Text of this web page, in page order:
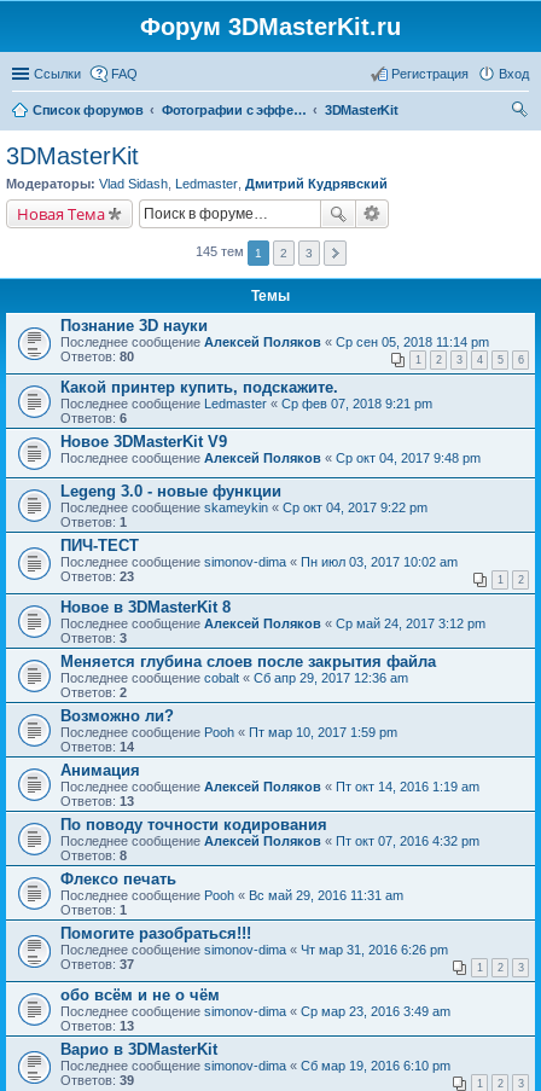
Форум 3DMasterKit.ru
Ссылки FAQ Вход
Регистрация
Список форумов Фотографии с эффектом стерео, варио, 3D, анимации, морфинга
3DMasterKit
3DMasterKit
Модераторы: Vlad Sidash Ledmaster Дмитрий Кудрявский
Новая Тема
145 тем 1 2 3
Темы
Познание 3D науки
Последнее сообщение Алексей Поляков « Ср сен 05, 2018 11:14 pm
Ответов: 80 1 2 3 4 5 6
Какой принтер купить, подскажите.
Последнее сообщение Ledmaster « Ср фев 07, 2018 9:21 pm
Ответов: 6
Новое 3DMasterKit V9
Последнее сообщение Алексей Поляков « Ср окт 04, 2017 9:48 pm
Legeng 3.0 - новые функции
Последнее сообщение skameykin « Ср окт 04, 2017 9:22 pm
Ответов: 1
ПИЧ-ТЕСТ
Последнее сообщение simonov-dima « Пн июл 03, 2017 10:02 am
Ответов: 23 1 2
Новое в 3DMasterKit 8
Последнее сообщение Алексей Поляков « Ср май 24, 2017 3:12 pm
Ответов: 3
Меняется глубина слоев после закрытия файла
Последнее сообщение cobalt « Сб апр 29, 2017 12:36 am
Ответов: 2
Возможно ли?
Последнее сообщение Pooh « Пт мар 10, 2017 1:59 pm
Ответов: 14
Анимация
Последнее сообщение Алексей Поляков « Пт окт 14, 2016 1:19 am
Ответов: 13
По поводу точности кодирования
Последнее сообщение Алексей Поляков « Пт окт 07, 2016 4:32 pm
Ответов: 8
Флексо печать
Последнее сообщение Pooh « Вс май 29, 2016 11:31 am
Ответов: 1
Помогите разобраться!!!
Последнее сообщение simonov-dima « Чт мар 31, 2016 6:26 pm
Ответов: 37 1 2 3
обо всём и не о чём
Последнее сообщение simonov-dima « Ср мар 23, 2016 3:49 am
Ответов: 13
Варио в 3DMasterKit
Последнее сообщение simonov-dima « Сб мар 19, 2016 6:10 pm
Ответов: 39 1 2 3